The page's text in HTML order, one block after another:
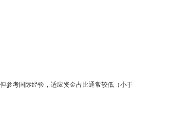
参考国际经验，适应资金占比通常较低（小于